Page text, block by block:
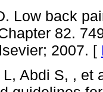
Low back
82.
2007. [
Abdi S, , et